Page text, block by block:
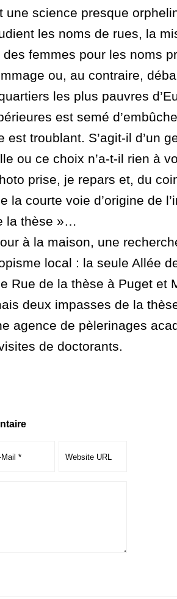
une science presque
les noms de rues, la
femmes pour les noms
ou, au contraire,
les plus pauvres
est semé
est troublant. S’agit-il d’un
ou ce choix n’a-t-il rien à
prise, je repars et, du
la courte voie d’origine de
la thèse »…
à la maison, une
local : la seule Allée
Rue de la thèse à Puget et
deux impasses de la
agence de pèlerinages
de doctorants.